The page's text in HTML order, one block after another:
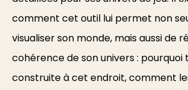
comment cet outil lui permet non
visualiser son monde, mais aussi de
cohérence de son univers : pourquoi
construite à cet endroit, comment